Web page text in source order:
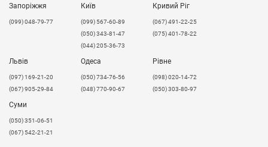
Запоріжжя
(099) 048-79-77
Київ
(099) 567-60-89
(050) 343-81-47
(044) 205-36-73
Кривий Ріг
(067) 491-22-25
(075) 401-78-22
Львів
​(097) 169-21-20
(067) 905-29-84
Одеса
(050) 734-76-56
(048) 770-90-67
Рівне
(098) 020-14-72
(050) 303-80-97
Суми
(050) 351-06-51
(067) 542-21-21